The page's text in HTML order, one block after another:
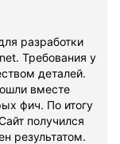
разработки
Требования у
деталей.
вместе
фич. По итогу
получился
результатом.